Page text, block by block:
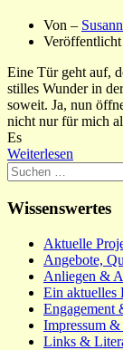
Von –
Veröffentlicht
Eine Tür geht auf,
stilles Wunder in
soweit. Ja, nun
nicht nur für mich
Es
Weiterlesen
Suchen
nach:
Wissenswertes
Aktuelle
Angebote,
Anliegen &
Ein
Engagement
Impressum
Links &